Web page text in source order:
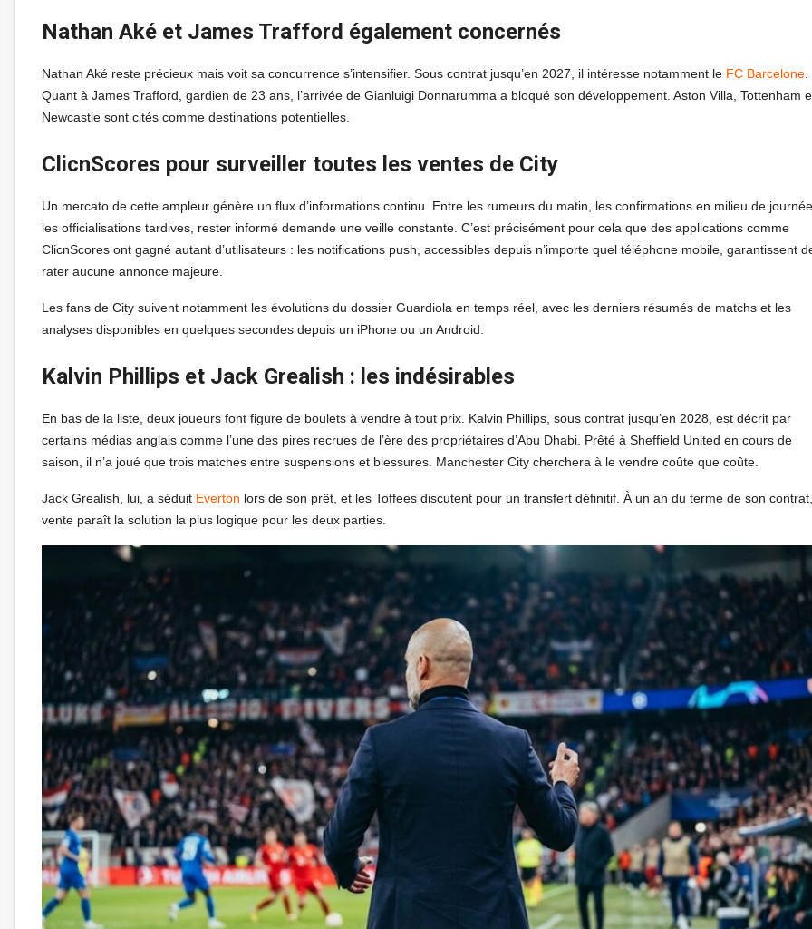
Nathan Aké et James Trafford également concernés
Nathan Aké reste précieux mais voit sa concurrence s’intensifier. Sous contrat jusqu’en 2027, il intéresse notamment le FC Barcelone
Quant à James Trafford, gardien de 23 ans, l’arrivée de Gianluigi Donnarumma a bloqué son développement. Aston Villa, Tottenham
Newcastle sont cités comme destinations potentielles.
ClicnScores pour surveiller toutes les ventes de City
Un mercato de cette ampleur génère un flux d’informations continu. Entre les rumeurs du matin, les confirmations en milieu de
les officialisations tardives, rester informé demande une veille constante. C’est précisément pour cela que des applications comme
ClicnScores ont gagné autant d’utilisateurs : les notifications push, accessibles depuis n’importe quel téléphone mobile, garantissent
rater aucune annonce majeure.
Les fans de City suivent notamment les évolutions du dossier Guardiola en temps réel, avec les derniers résumés de matchs et les
analyses disponibles en quelques secondes depuis un iPhone ou un Android.
Kalvin Phillips et Jack Grealish : les indésirables
En bas de la liste, deux joueurs font figure de boulets à vendre à tout prix. Kalvin Phillips, sous contrat jusqu’en 2028, est décrit par
certains médias anglais comme l’une des pires recrues de l’ère des propriétaires d’Abu Dhabi. Prêté à Sheffield United en cours de
saison, il n’a joué que trois matches entre suspensions et blessures. Manchester City cherchera à le vendre coûte que coûte.
Jack Grealish, lui, a séduit Everton lors de son prêt, et les Toffees discutent pour un transfert définitif. À un an du terme de son
vente paraît la solution la plus logique pour les deux parties.